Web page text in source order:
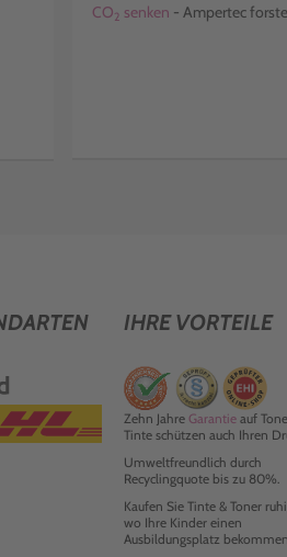
CO2 senken - Ampertec
IHRE VORTEILE
Zehn Jahre Garantieauf
Tinte schützen auch Ihren
Umweltfreundlich durch
Recyclingquote bis zu 80%.
Kaufen Sie Tinte & Toner
wo Ihre Kinder einen
Ausbildungsplatz